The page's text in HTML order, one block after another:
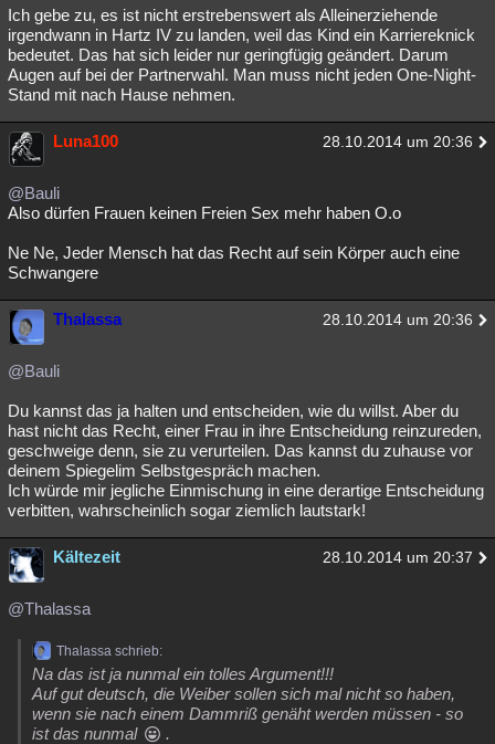
Besucht Teilgenommen Alle Neue Geschlossen
Lesenswert Schlüsselwörter
Ich gebe zu, es ist nicht erstrebenswert als Alleinerziehende
irgendwann in Hartz IV zu landen, weil das Kind ein Karriereknick
bedeutet. Das hat sich leider nur geringfügig geändert. Darum
Augen auf bei der Partnerwahl. Man muss nicht jeden One-Night-
Stand mit nach Hause nehmen.
Luna100 28.10.2014 um 20:36
@Bauli
Also dürfen Frauen keinen Freien Sex mehr haben O.o
Ne Ne, Jeder Mensch hat das Recht auf sein Körper auch eine
Schwangere
Thalassa 28.10.2014 um 20:36
@Bauli
Du kannst das ja halten und entscheiden, wie du willst. Aber du
hast nicht das Recht, einer Frau in ihre Entscheidung reinzureden,
geschweige denn, sie zu verurteilen. Das kannst du zuhause vor
deinem Spiegelim Selbstgespräch machen.
Ich würde mir jegliche Einmischung in eine derartige Entscheidung
verbitten, wahrscheinlich sogar ziemlich lautstark!
Kältezeit 28.10.2014 um 20:37
@Thalassa
Thalassa schrieb:
Na das ist ja nunmal ein tolles Argument!!!
Auf gut deutsch, die Weiber sollen sich mal nicht so haben,
wenn sie nach einem Dammriß genäht werden müssen - so
ist das nunmal
.